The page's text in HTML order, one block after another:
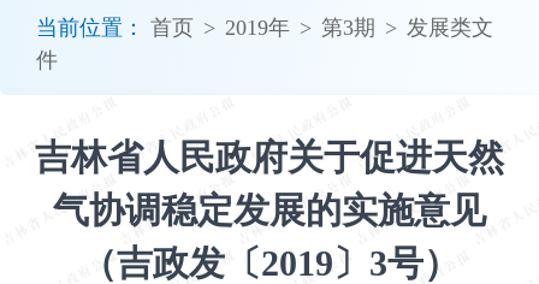
当前位置： 首页 > 2019年 > 第3期 > 发展类文
件
吉林省人民政府关于促进天然
气协调稳定发展的实施意见
（吉政发〔2019〕3号）
加